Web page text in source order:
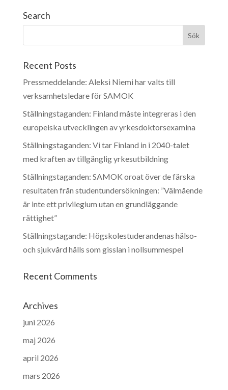
Search
Recent Posts
Pressmeddelande: Aleksi Niemi har valts till
verksamhetsledare för SAMOK
Ställningstaganden: Finland måste integreras i den
europeiska utvecklingen av yrkesdoktorsexamina
Ställningstaganden: Vi tar Finland in i 2040-talet
med kraften av tillgänglig yrkesutbildning
Ställningstaganden: SAMOK oroat över de färska
resultaten från studentundersökningen: ”Välmående
är inte ett privilegium utan en grundläggande
rättighet”
Ställningstagande: Högskolestuderandenas hälso-
och sjukvård hålls som gisslan i nollsummespel
Recent Comments
Archives
juni 2026
maj 2026
april 2026
mars 2026